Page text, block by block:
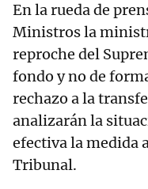
En la rueda de
Ministros la
reproche del
fondo y no de
rechazo a la
analizarán la
efectiva la medida
Tribunal.